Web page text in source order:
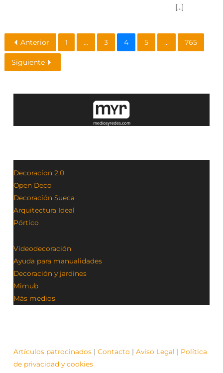
[…]
Anterior 1 ... 3 4 5 ... 765
Siguiente
Decoracion 2.0
Open Deco
Decoración Sueca
Arquitectura Ideal
Pórtico
Videodecoración
Ayuda para manualidades
Decoración y jardines
Mimub
Más medios
Artículos patrocinados |Contacto |Aviso Legal | Política
de privacidad y cookies